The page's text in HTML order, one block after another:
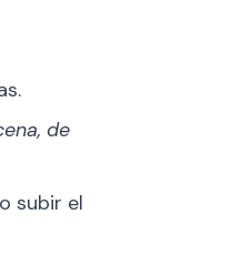
de
subir el